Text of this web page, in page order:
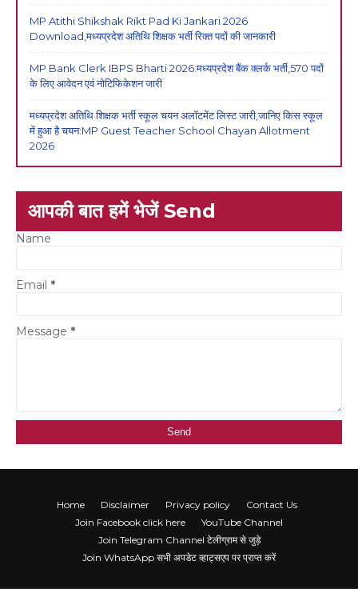
MP Atithi Shikshak Rikt Pad Ki Jankari 2026
Download,मध्यप्रदेश अतिथि शिक्षक भर्ती रिक्त पदों की जानकारी
MP Bank Clerk IBPS Bharti 2026:मध्यप्रदेश बैंक क्लर्क भर्ती,570 पदों
के लिए आवेदन एवं नोटिफिकेशन जारी
मध्यप्रदेश अतिथि शिक्षक भर्ती स्कूल चयन अलॉटमेंट लिस्ट जारी,जानिए किस स्कूल
में हुआ है चयन:MP Guest Teacher School Chayan Allotment
2026
आपकी बात हमें भेजें Send
Name
Email *
Message *
Home Disclaimer Privacy policy
Contact Us
Join Facebook click here
YouTube Channel
Join Telegram Channel टेलीग्राम से जुड़े
Join WhatsApp सभी अपडेट व्हाट्सएप पर प्राप्त करें